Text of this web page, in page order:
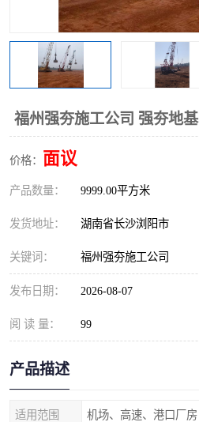
福州强夯施工公司 强夯地基
价格： 面议
产品数量： 9999.00平方米
发货地址： 湖南省长沙浏阳市
关键词： 福州强夯施工公司
发布日期： 2026-08-07
阅 读 量： 99
产品描述
适用范围 机场、高速、港口厂房